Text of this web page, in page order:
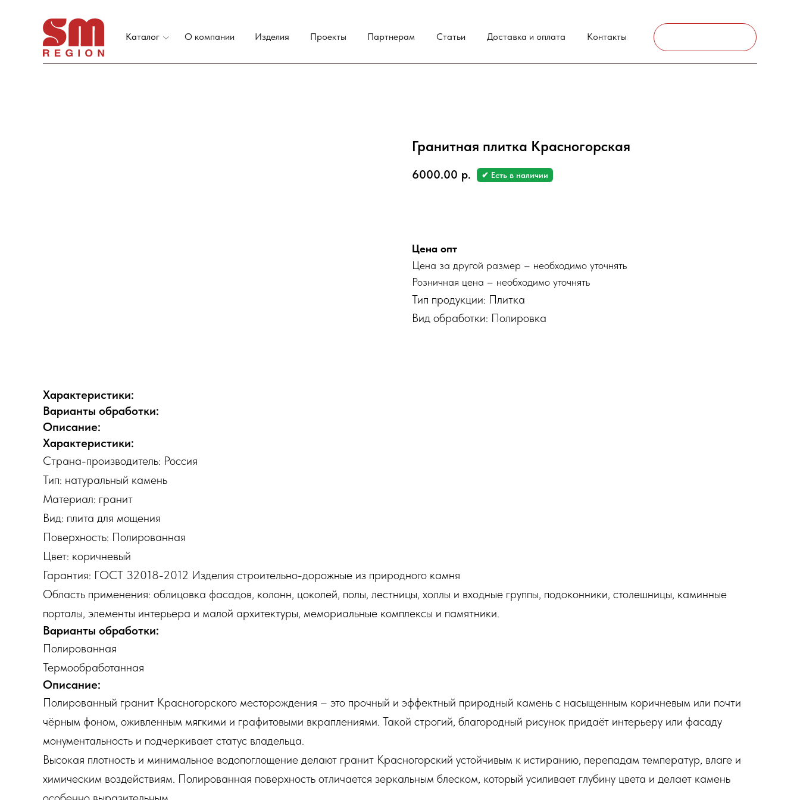
Изделия
О компании Проекты Партнерам Статьи Контакты
Доставка и оплата
Каталог
Гранитная плитка Красногорская
6000.00 р. ✔ Есть в наличии
Цена опт
Цена за другой размер – необходимо уточнять
Розничная цена – необходимо уточнять
Тип продукции: Плитка
Вид обработки: Полировка
Характеристики:
Варианты обработки:
Описание:
Характеристики:
Страна-производитель: Россия
Тип: натуральный камень
Материал: гранит
Вид: плита для мощения
Поверхность: Полированная
Цвет: коричневый
Гарантия: ГОСТ 32018-2012 Изделия строительно-дорожные из природного камня
Область применения: облицовка фасадов, колонн, цоколей, полы, лестницы, холлы и входные группы, подоконники, столешницы, каминные
порталы, элементы интерьера и малой архитектуры, мемориальные комплексы и памятники.
Варианты обработки:
Полированная
Термообработанная
Описание:
Полированный гранит Красногорского месторождения – это прочный и эффектный природный камень с насыщенным коричневым или почти
чёрным фоном, оживленным мягкими и графитовыми вкраплениями. Такой строгий, благородный рисунок придаёт интерьеру или фасаду
монументальность и подчеркивает статус владельца.
Высокая плотность и минимальное водопоглощение делают гранит Красногорский устойчивым к истиранию, перепадам температур, влаге и
химическим воздействиям. Полированная поверхность отличается зеркальным блеском, который усиливает глубину цвета и делает камень